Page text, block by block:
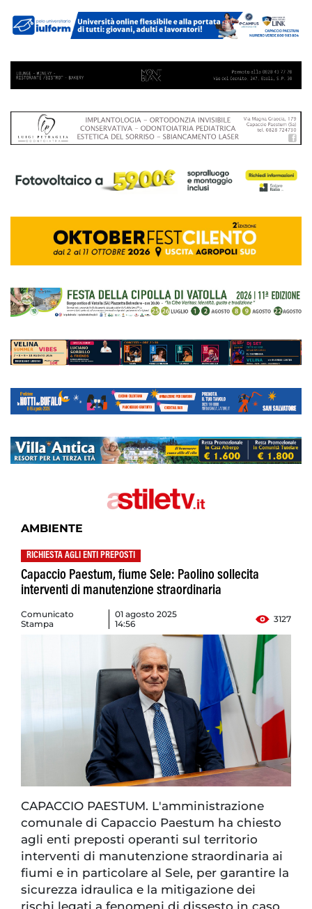
AMBIENTE
RICHIESTA AGLI ENTI PREPOSTI
Capaccio Paestum, fiume Sele: Paolino sollecita
interventi di manutenzione straordinaria
Comunicato
Stampa
01 agosto 2025
14:56
3127
CAPACCIO PAESTUM. L'amministrazione
comunale di Capaccio Paestum ha chiesto
agli enti preposti operanti sul territorio
interventi di manutenzione straordinaria ai
fiumi e in particolare al Sele, per garantire la
sicurezza idraulica e la mitigazione dei